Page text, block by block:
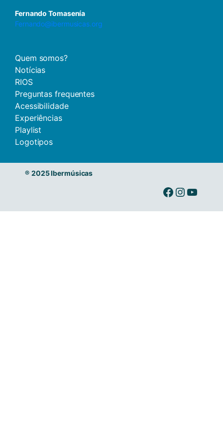
Fernando Tomasenía
Fernando@ibermusicas.org
Quem somos?
Notícias
RIOS
Preguntas frequentes
Acessibilidade
Experiências
Playlist
Logotipos
® 2025 Ibermúsicas
Ibermusicas no Facebook Ibermusicas no Instagram Ibermusicas no Youtube